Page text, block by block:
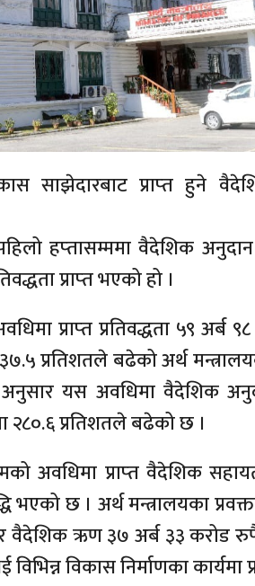
साझेदारबाट प्राप्‍त हुने
हप्‍तासम्ममा वैदेशिक
प्राप्‍त भएको हो ।
प्राप्‍त प्रतिवद्धता ५९ अर्ब
प्रतिशतले बढेको अर्थ
अनुसार यस अवधिमा वैदेशिक
२८०.६ प्रतिशतले बढेको छ ।
अवधिमा प्राप्‍त वैदेशिक
भएको छ । अर्थ मन्त्रालयका
ऋण ३७ अर्ब ३३ करोड
विकास निर्माणका कार्यमा